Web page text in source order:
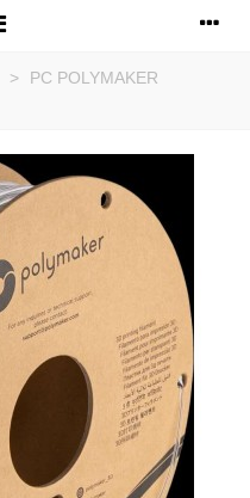
>
PC POLYMAKER